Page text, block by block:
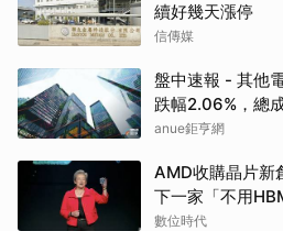
續好幾天漲停
信傳媒
盤中速報 - 其他
跌幅2.06%，總
anue鉅亨網
AMD收購晶片新
下一家「不用
數位時代